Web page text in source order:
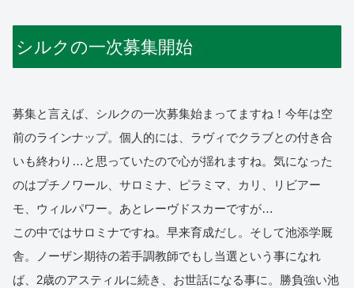
シルクの一次募集開始
募集と言えば、シルクの一次募集始まってますね！今年は空
前のラインナップ。個人的には、ラヴィでクラブとの付き合
いも終わり…と思っていたので心が揺れますね。気になった
のはプチノワール、サロミナ、ピラミマ、カリ、リビアー
モ、ウィルパワー。あとレーヴドスカーですが…
この中ではサロミナですね。早来育成だし。そして池添学厩
舎。ノーザン期待の若手調教師でもし当選という事になれ
ば、2歳のアスティルに続き、お世話になる事に。勝負強い池